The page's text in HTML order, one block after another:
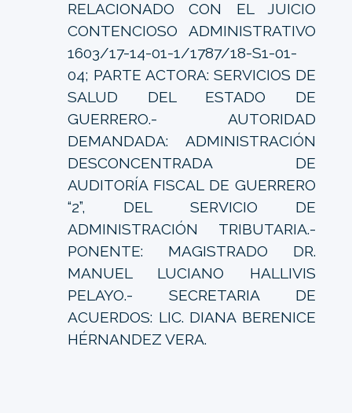
RELACIONADO CON EL JUICIO
CONTENCIOSO ADMINISTRATIVO
1603/17-14-01-1/1787/18-S1-01-
04; PARTE ACTORA: SERVICIOS DE
SALUD DEL ESTADO DE
GUERRERO.- AUTORIDAD
DEMANDADA: ADMINISTRACIÓN
DESCONCENTRADA DE
AUDITORÍA FISCAL DE GUERRERO
“2”, DEL SERVICIO DE
ADMINISTRACIÓN TRIBUTARIA.-
PONENTE: MAGISTRADO DR.
MANUEL LUCIANO HALLIVIS
PELAYO.- SECRETARIA DE
ACUERDOS: LIC. DIANA BERENICE
HÉRNANDEZ VERA.